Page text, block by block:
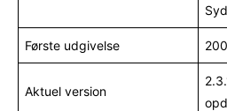
Første udgivelse
Aktuel version